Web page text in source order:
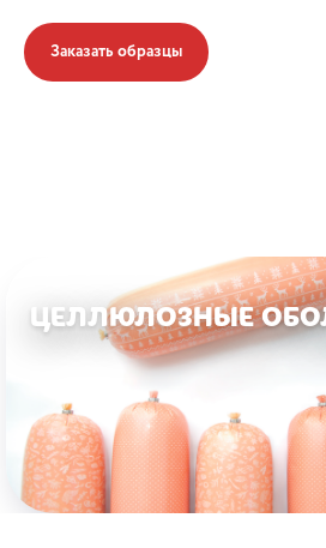
Заказать образцы
ЦЕЛЛЮЛОЗНЫЕ